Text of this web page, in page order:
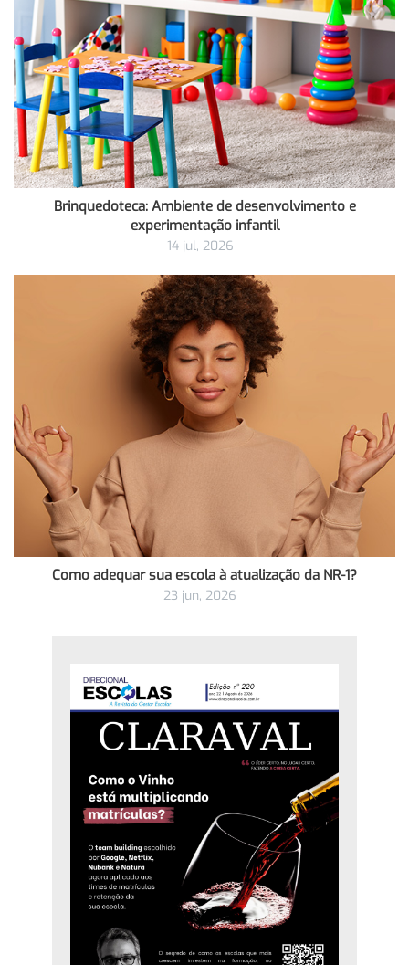
Brinquedoteca: Ambiente de desenvolvimento e
experimentação infantil
14 jul, 2026
Como adequar sua escola à atualização da NR-1?
23 jun, 2026